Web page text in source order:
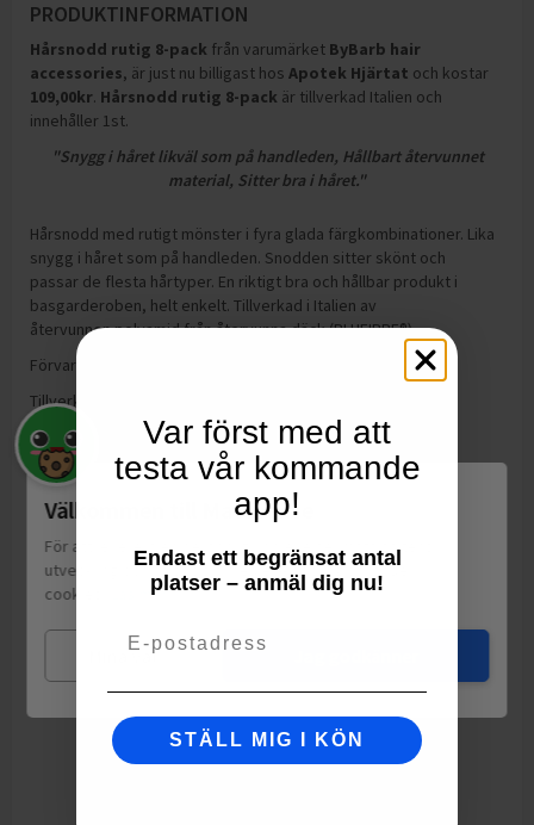
PRODUKTINFORMATION
Hårsnodd rutig 8-pack från varumärket ByBarb hair
accessories, är just nu billigast hos Apotek Hjärtat och kostar
109,00kr. Hårsnodd rutig 8-pack är tillverkad Italien och
innehåller 1st.
"Snygg i håret likväl som på handleden, Hållbart återvunnet
material, Sitter bra i håret."
Hårsnodd med rutigt mönster i fyra glada färgkombinationer. Lika
snygg i håret som på handleden. Snodden sitter skönt och
passar de flesta hårtyper. En riktigt bra och hållbar produkt i
basgarderoben, helt enkelt. Tillverkad i Italien av
återvunnen polyamid från återvunna däck (BLUFIBRE®).
Förvaring:
Tillverkning:
Välkommen till Matspar.se
För att leverera en personlig upplevelse, mäta sajtens
utveckling och ha sociala medier-koppling använder vi
cookies.
Läs mer
Mina val
Var först med att
testa vår kommande
app!
Endast ett begränsat antal
platser – anmäl dig nu!
STÄLL MIG I KÖN